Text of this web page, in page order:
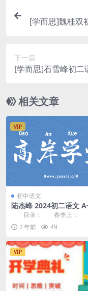
[学而思]魏桂双
下一篇
[学而思]石雪峰初二
相关文章
VIP
初中语文
陆杰峰 2024初二语文
班上 百度网盘
目录： 春季上：
押题课(赠)【初二语】
【阅读技巧】...
2 年前 49
VIP